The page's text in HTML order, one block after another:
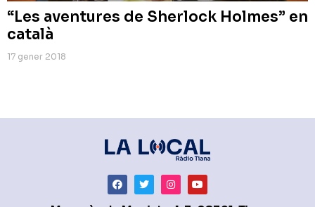
“Les aventures de Sherlock Holmes” en
català
17 gener 2018